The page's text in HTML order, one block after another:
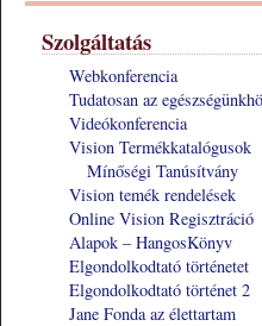
Szolgáltatás
Webkonferencia
Tudatosan az
Videókonferencia
Vision Termékkatalógusok
Mínőségi Tanúsítvány
Vision temék rendelések
Online Vision Regisztráció
Alapok – HangosKönyv
Elgondolkodtató történetet
Elgondolkodtató történet 2
Jane Fonda az élettartam